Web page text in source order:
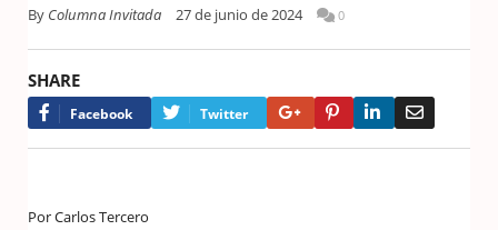
By Columna Invitada 27 de junio de 2024 0
SHARE
Facebook Twitter Google+PinterestLinkedIn
Por Carlos Tercero